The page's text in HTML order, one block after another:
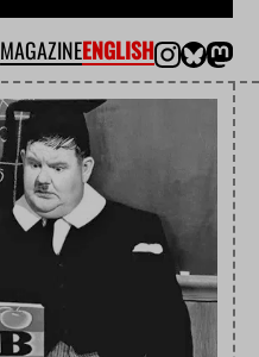
MAGAZINEENGLISH